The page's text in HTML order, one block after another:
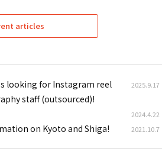
articles
looking for Instagram reel
staff (outsourced)!
2025.9.17
2024.4.22
on Kyoto and Shiga! 2021.10.7